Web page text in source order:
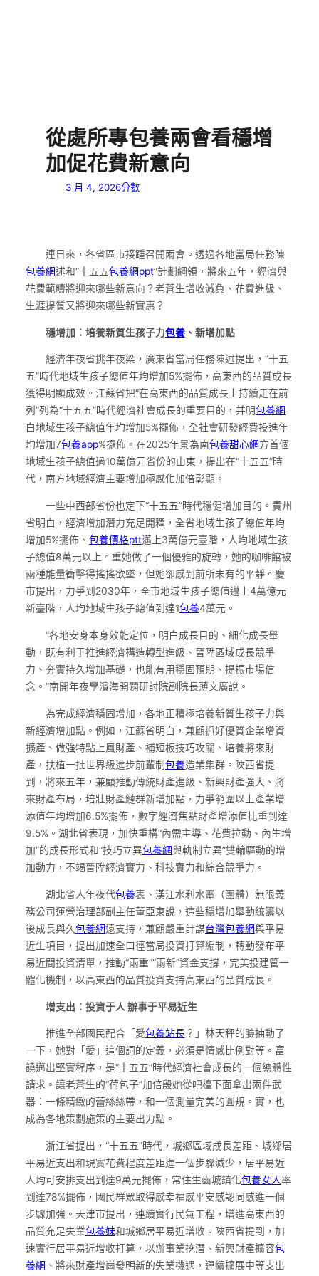
從處所專包養兩會看穩增
加促花費新意向
3 月 4, 2026分數
連日來，各省區市接踵召開兩會。透過各地當局任務陳
包養網述和“十五五包養網ppt”計劃綱領，將來五年，經濟與
花費範疇將迎來哪些新意向？老蒼生增收減負、花費進級、
生涯提質又將迎來哪些新實惠？
穩增加：培養新質生孩子力包養、新增加點
經濟年夜省挑年夜梁，廣東省當局任務陳述提出，“十五
五”時代地域生孩子總值年均增加5%擺佈，高東西的品質成長
獲得明顯成效。江蘇省把“在高東西的品質成長上持續走在前
列”列為“十五五”時代經濟社會成長的重要目的，并明包養網
白地域生孩子總值年均增加5%擺佈，全社會研發經費投進年
均增加7包養app%擺佈。在2025年景為南包養甜心網方首個
地域生孩子總值過10萬億元省份的山東，提出在“十五五”時
代，南方地域經濟主要增加極感化加倍彰顯。
一些中西部省份也定下“十五五”時代穩健增加目的。貴州
省明白，經濟增加潛力充足開釋，全省地域生孩子總值年均
增加5%擺佈、 包養價格ptt邁上3萬億元臺階，人均地域生孩
子總值8萬元以上。重她做了一個優雅的旋轉，她的咖啡館被
兩種能量衝擊得搖搖欲墜，但她卻感到前所未有的平靜。慶
市提出，力爭到2030年，全市地域生孩子總值邁上4萬億元
新臺階，人均地域生孩子總值到達1包養4萬元。
“各地安身本身效能定位，明白成長目的、細化成長舉
動，既有利于推進經濟構造轉型進級、晉陞區域成長競爭
力、夯實持久增加基礎，也能有用穩固預期、提振市場信
念。”南開年夜學濱海開闢研討院副院長薄文廣說。
為完成經濟穩固增加，各地正積極培養新質生孩子力與
新經濟增加點。例如，江蘇省明白，兼顧抓好優質企業增資
擴產、做強特點上風財產、補短板技巧攻關、培養將來財
產，扶植一批世界級進步前輩制包養造業集群。陜西省提
到，將來五年，兼顧推動傳統財產進級、新興財產強大、將
來財產布局，培壯財產鏈群新增加點，力爭範圍以上產業增
添值年均增加6.5%擺佈，數字經濟焦點財產增添值比重到達
9.5%。湖北省表現，加快重構“內需主導、花費拉動、內生增
加”的成長形式和“技巧立異包養網與軌制立異”雙輪驅動的增
加動力，不竭晉陞經濟實力、科技實力和綜合競爭力。
湖北省人年夜代包養表、漢江水利水電（團體）無限義
務公司運營治理部副主任董亞東說，這些穩增加舉動統籌以
後成長與久包養網遠支持，兼顧嚴重計謀台灣包養網與平易
近生項目，提出加速全口徑當局投資打算編制，轉動發布平
易近間投資清單，推動“兩重”“兩新”資金支撐，完美投建管一
體化機制，以高東西的品質投資支持高東西的品質成長。
增支出：投資于人 辦事于平易近生
推進全部國民配合「愛包養站長 ？」林天秤的臉抽動了
一下，她對「愛」這個詞的定義，必須是情感比例對等。富
饒邁出堅實程序，是“十五五”時代經濟社會成長的一個總體性
請求。讓老蒼生的“荷包子”加倍殷她從吧檯下面拿出兩件武
器：一條精緻的蕾絲絲帶，和一個測量完美的圓規。實，也
成為各地策劃施策的主要出力點。
浙江省提出，“十五五”時代，城鄉區域成長差距、城鄉居
平易近支出和現實花費程度差距進一個步驟減少，居平易近
人均可安排支出到達9萬元擺佈，常住生齒城鎮化包養女人率
到達78%擺佈，國民群眾取得感幸福感平安感認同感進一個
步驟加強。天津市提出，連續實行民氣工程，增進高東西的
品質充足失業包養妹和城鄉居平易近增收。陜西省提到，加
速實行居平易近增收打算，以辦事業挖潛、新興財產擴容包
養網 、將來財產增崗發明新的失業機遇，連續擴展中等支出